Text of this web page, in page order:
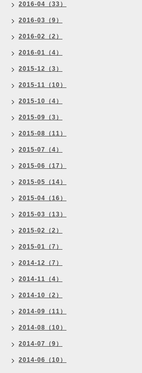
2016-04（33）
2016-03（9）
2016-02（2）
2016-01（4）
2015-12（3）
2015-11（10）
2015-10（4）
2015-09（3）
2015-08（11）
2015-07（4）
2015-06（17）
2015-05（14）
2015-04（16）
2015-03（13）
2015-02（2）
2015-01（7）
2014-12（7）
2014-11（4）
2014-10（2）
2014-09（11）
2014-08（10）
2014-07（9）
2014-06（10）